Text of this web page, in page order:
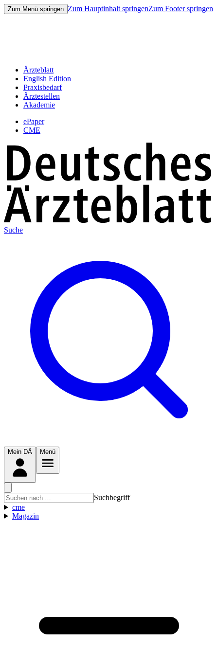
Zum Menü springen Zum Hauptinhalt springenZum Footer springen
Ärzteblatt
English Edition
Praxisbedarf
Ärztestellen
Akademie
ePaper
CME
Suche
Mein DÄ Menü
Suchbegriff
cme
Magazin